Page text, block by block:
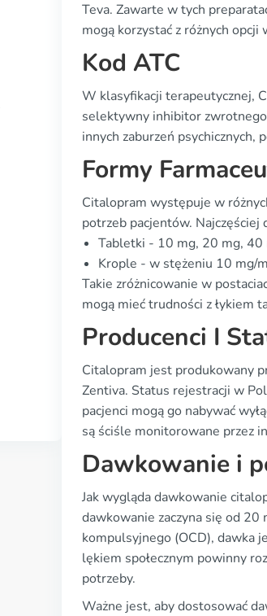
Teva. Zawarte w tych
mogą korzystać z różnych
Kod ATC
W klasyfikacji terapeutycznej,
selektywny inhibitor
innych zaburzeń psychicznych,
Formy
Citalopram występuje w
potrzeb pacjentów. Najczęściej
Tabletki - 10 mg, 20 mg, 40
Krople - w stężeniu 10 mg/
Takie zróżnicowanie w
mogą mieć trudności z łykiem
Producenci I
Citalopram jest produkowany
Zentiva. Status rejestracji w
pacjenci mogą go nabywać
są ściśle monitorowane przez
Dawkowanie i
Jak wygląda dawkowanie
dawkowanie zaczyna się od
kompulsyjnego (OCD), dawka
lękiem społecznym powinny
potrzeby.
Ważne jest, aby dostosować